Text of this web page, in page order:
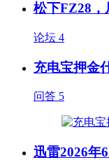
松下FZ28，
论坛 4
充电宝押金
问答 5
迅雷2026年